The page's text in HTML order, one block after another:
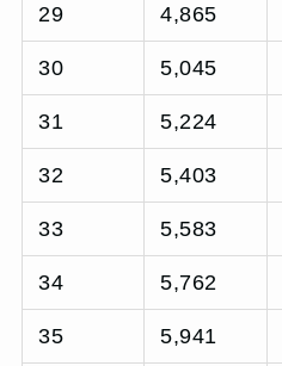
29 4,865
30 5,045
31 5,224
32 5,403
33 5,583
34 5,762
35 5,941